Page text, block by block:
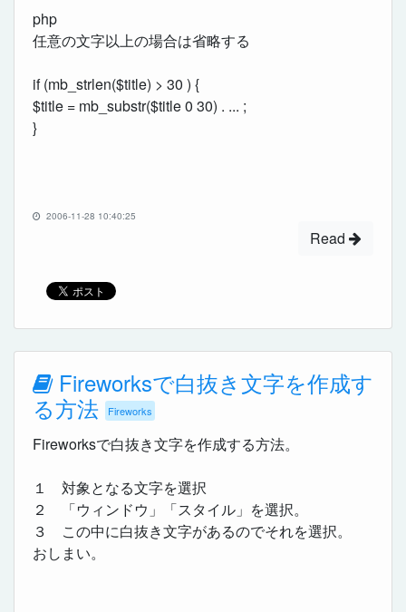
php
任意の文字以上の場合は省略する
if (mb_strlen($title) > 30 ) {
$title = mb_substr($title 0 30) . ... ;
}
2006-11-28 10:40:25
Read
Fireworksで白抜き文字を作成す
る方法
Fireworks
Fireworksで白抜き文字を作成する方法。
１ 対象となる文字を選択
２ 「ウィンドウ」「スタイル」を選択。
３ この中に白抜き文字があるのでそれを選択。
おしまい。